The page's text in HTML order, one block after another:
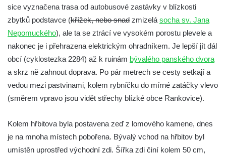
Nový židovský hřbitov Chodová Planá
(Kuttenplan)
Starý židovský hřbitov Chodová Planá
(Kuttenplan)
Nový židovský hřbitov Údlice (Eidlitz)
Židovský hřbitov Chomutov (Komotau)
Židovský hřbitov Bečov nad Teplou
(Petschau)
sice vyznačena trasa od autobusové zastávky v blízkosti
zbytků podstavce (křížek, nebo snad zmizelá socha sv. Jana
Nepomuckého), ale ta se ztrácí ve vysokém porostu plevele a
nakonec je i přehrazena elektrickým ohradníkem. Je lepší jít dál
obcí (cyklostezka 2284) až k ruinám bývalého panského dvora
a skrz ně zahnout doprava. Po pár metrech se cesty setkají a
vedou mezi pastvinami, kolem rybníčku do mírné zatáčky vlevo
(směrem vpravo jsou vidět střechy blízké obce Rankovice).
Kolem hřbitova byla postavena zeď z lomového kamene, dnes
je na mnoha místech pobořena. Bývalý vchod na hřbitov byl
umístěn uprostřed východní zdi. Šířka zdi činí kolem 50 cm,